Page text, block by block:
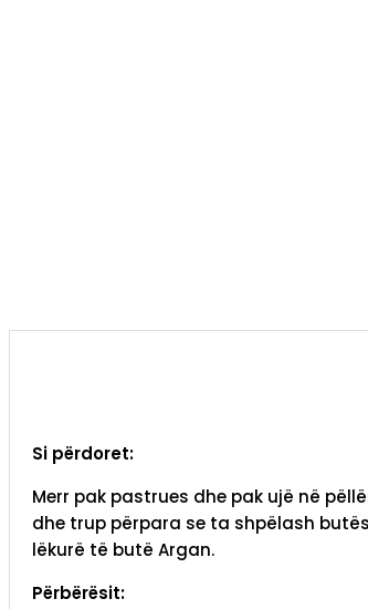
Si përdoret:
Merr pak pastrues dhe pak ujë në
dhe trup përpara se ta shpëlash
lëkurë të butë Argan.
Përbërësit: